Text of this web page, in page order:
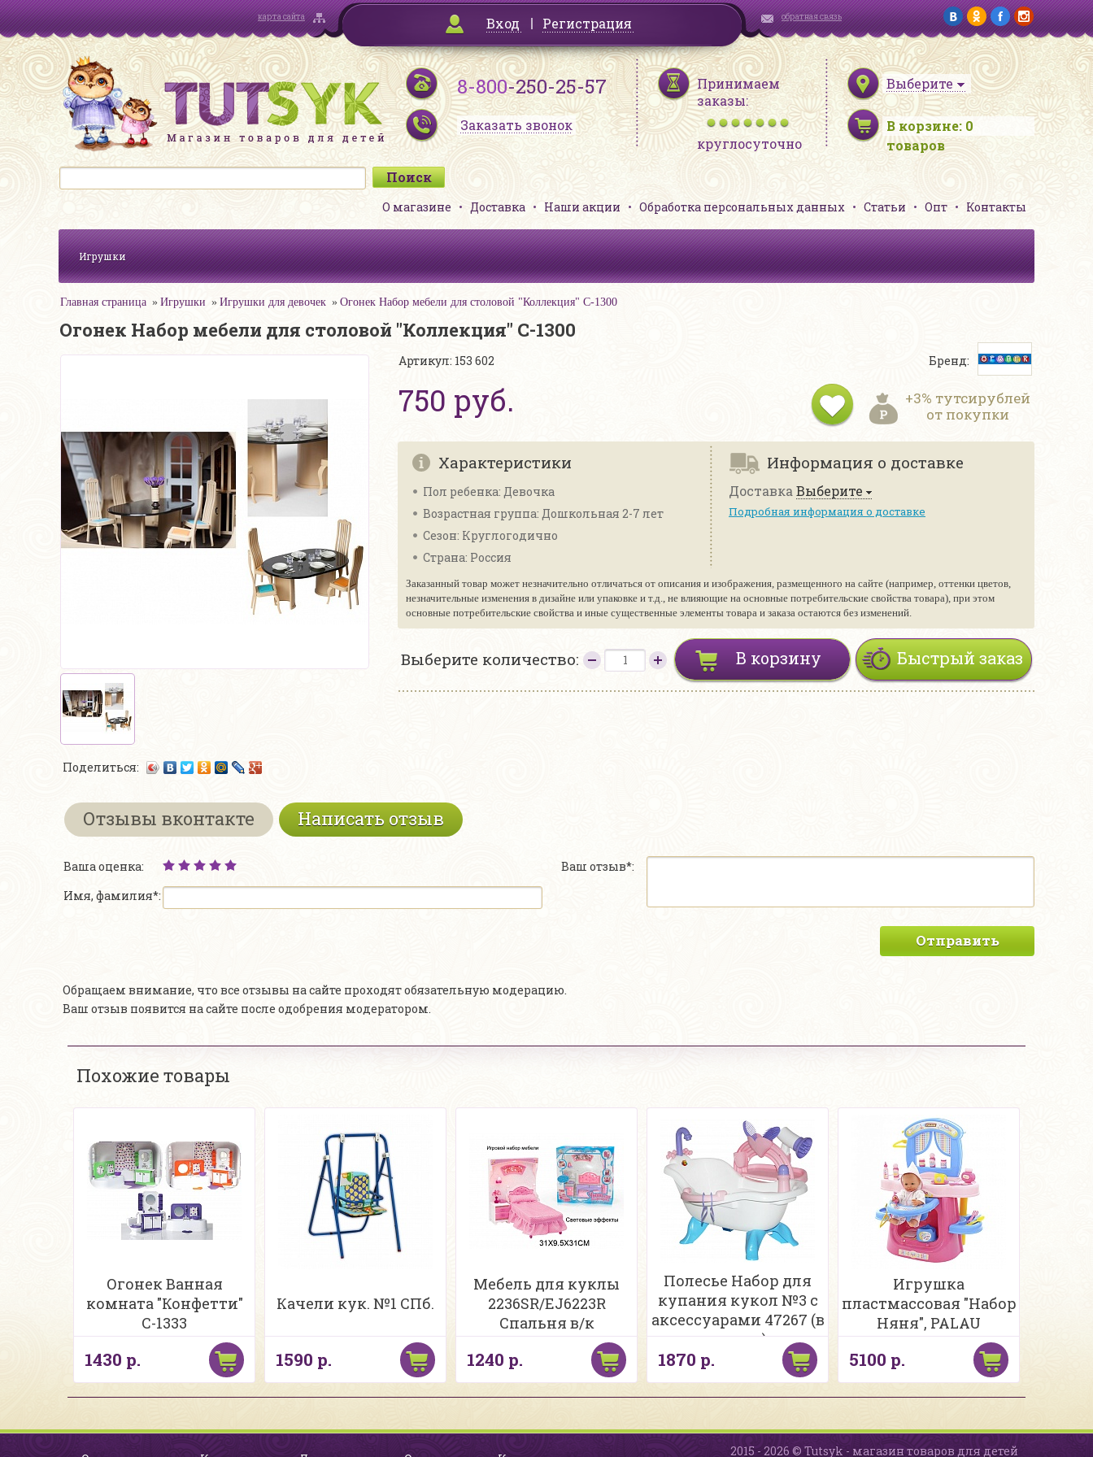
карта сайта Вход Регистрация обратная связь
8-800-250-25-57
Заказать звонок
Принимаем
заказы:
круглосуточно
Выберите
В корзине: 0
товаров
О магазине Доставка Наши акции Обработка персональных данных Статьи Опт Контакты
Игрушки
Главная страница Игрушки Игрушки для девочек Огонек Набор мебели для столовой "Коллекция" С-1300
Огонек Набор мебели для столовой "Коллекция" С-1300
Поделиться:
Артикул: 153 602
750 руб.
Бренд:
+3% тутсирублей
от покупки
Характеристики
Пол ребенка: Девочка
Возрастная группа: Дошкольная 2-7 лет
Сезон: Круглогодично
Страна: Россия
Информация о доставке
Доставка Выберите
Подробная информация о доставке
Заказанный товар может незначительно отличаться от описания и изображения, размещенного на сайте (например, оттенки цветов,
незначительные изменения в дизайне или упаковке и т.д., не влияющие на основные потребительские свойства товара), при этом
основные потребительские свойства и иные существенные элементы товара и заказа остаются без изменений.
Выберите количество: Быстрый заказ
В корзину
Отзывы вконтакте Написать отзыв
Ваша оценка:
Имя, фамилия*:
Ваш отзыв*:
Отправить
Обращаем внимание, что все отзывы на сайте проходят обязательную модерацию.
Ваш отзыв появится на сайте после одобрения модератором.
Похожие товары
Огонек Ванная
комната "Конфетти"
С-1333
1430 р.
Качели кук. №1 СПб.
1590 р.
Мебель для куклы
2236SR/EJ6223R
Спальня в/к
1240 р.
Полесье Набор для
купания кукол №3 с
аксессуарами 47267 (в
пакете)
1870 р.
Игрушка
пластмассовая "Набор
Няня", PALAU
5100 р.
2015 - 2026 © Tutsyk - магазин товаров для детей